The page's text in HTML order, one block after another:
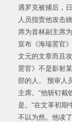
遇罗克被捕后，
人员指责他攻击
席为首林副主席
宣布《海瑞罢官
文元的文章而且
罢官》不是影射
部的人。 预审人
主席。”他斩钉截
是。”在文革初期
不以为然。他读